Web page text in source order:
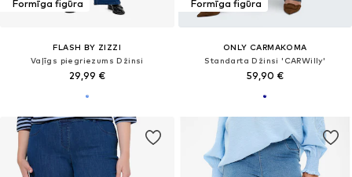
Formīga figūra
FLASH BY ZIZZI
Vaļīgs piegriezums Džinsi
29,99 €
Formīga figūra
ONLY CARMAKOMA
Standarta Džinsi 'CARWilly'
59,90 €